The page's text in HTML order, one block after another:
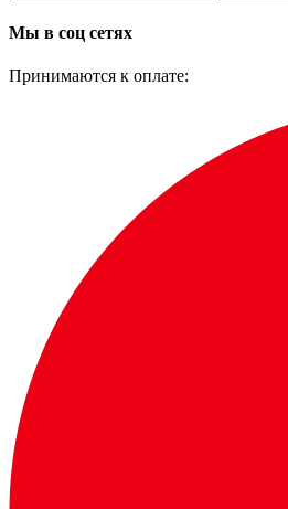
Мы в соц сетях
Принимаются к оплате: